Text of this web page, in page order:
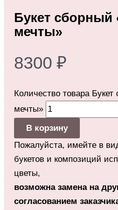
Букет сборный
мечты»
8300 ₽
Количество товара
мечты»
В корзину
Пожалуйста, имейте в
букетов и композиций
цветы,
возможна замена на
согласованием